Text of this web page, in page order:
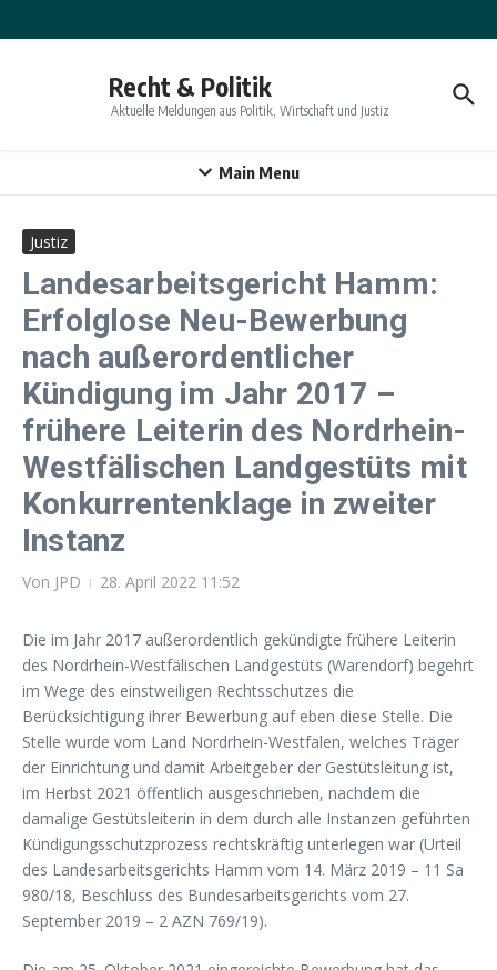
Recht & Politik
Aktuelle Meldungen aus Politik, Wirtschaft und Justiz
Main Menu
Justiz
Landesarbeitsgericht Hamm:
Erfolglose Neu-Bewerbung
nach außerordentlicher
Kündigung im Jahr 2017 –
frühere Leiterin des Nordrhein-
Westfälischen Landgestüts mit
Konkurrentenklage in zweiter
Instanz
Von JPD 28. April 2022 11:52
Die im Jahr 2017 außerordentlich gekündigte frühere Leiterin
des Nordrhein-Westfälischen Landgestüts (Warendorf) begehrt
im Wege des einstweiligen Rechtsschutzes die
Berücksichtigung ihrer Bewerbung auf eben diese Stelle. Die
Stelle wurde vom Land Nordrhein-Westfalen, welches Träger
der Einrichtung und damit Arbeitgeber der Gestütsleitung ist,
im Herbst 2021 öffentlich ausgeschrieben, nachdem die
damalige Gestütsleiterin in dem durch alle Instanzen geführten
Kündigungsschutzprozess rechtskräftig unterlegen war (Urteil
des Landesarbeitsgerichts Hamm vom 14. März 2019 – 11 Sa
980/18, Beschluss des Bundesarbeitsgerichts vom 27.
September 2019 – 2 AZN 769/19).